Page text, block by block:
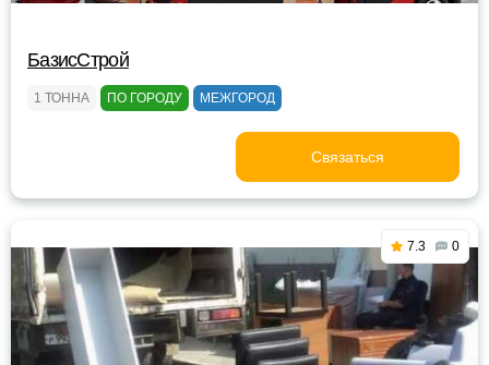
БазисСтрой
1 ТОННА ПО ГОРОДУ МЕЖГОРОД
Связаться
7.3 0